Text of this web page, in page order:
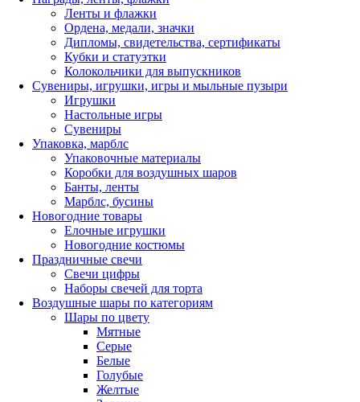
Ленты и флажки
Ордена, медали, значки
Дипломы, свидетельства, сертификаты
Кубки и статуэтки
Колокольчики для выпускников
Сувениры, игрушки, игры и мыльные пузыри
Игрушки
Настольные игры
Сувениры
Упаковка, марблс
Упаковочные материалы
Коробки для воздушных шаров
Банты, ленты
Марблс, бусины
Новогодние товары
Елочные игрушки
Новогодние костюмы
Праздничные свечи
Свечи цифры
Наборы свечей для торта
Воздушные шары по категориям
Шары по цвету
Мятные
Серые
Белые
Голубые
Желтые